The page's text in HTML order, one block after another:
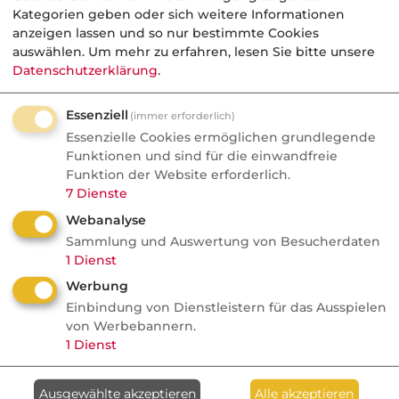
laufend um neue Meldungen ergänzt. Sollen
bestimmte Artikel für eine längere Zeit auf
Ihrer Seite stehen, markieren Sie diese bitte
als "Top-Thema" (Kontrollkästchen rechts
neben dem Artikel).
Falls Sie ältere Artikel durchsuchen möchten,
um diese ggf. ebenfalls zu den Top-Themen
hinzuzufügen, klicken Sie unten auf den Link
"Weitere Artikel aus dem Archiv durchsuchen".
Beachten Sie bitte, dass der Zugang zu
diesem Bereich eine
Weitere Informationen zu den Presseartikeln
finden Siehier...
Kategorie:Meine dvb
Kategorien geben oder sich weitere Informationen
anzeigen lassen und so nur bestimmte Cookies
auswählen. Um mehr zu erfahren, lesen Sie bitte unsere
Datenschutzerklärung.
Essenziell (immer erforderlich)
Essenzielle Cookies ermöglichen grundlegende
Funktionen und sind für die einwandfreie
Funktion der Website erforderlich.
7 Dienste
Webanalyse
Sammlung und Auswertung von Besucherdaten
1 Dienst
Werbung
Einbindung von Dienstleistern für das Ausspielen
von Werbebannern.
1 Dienst
Ausgewählte akzeptieren Alle akzeptieren